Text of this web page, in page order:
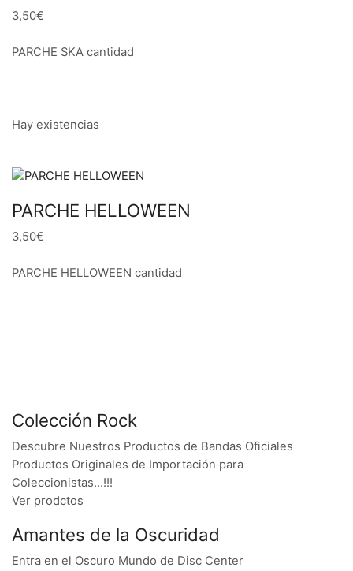
3,50€
PARCHE SKA cantidad
Hay existencias
PARCHE HELLOWEEN
3,50€
PARCHE HELLOWEEN cantidad
Colección Rock
Descubre Nuestros Productos de Bandas Oficiales
Productos Originales de Importación para
Coleccionistas…!!!
Ver prodctos
Amantes de la Oscuridad
Entra en el Oscuro Mundo de Disc Center